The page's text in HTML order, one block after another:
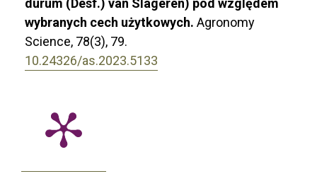
durum (Desf.) van Slageren) pod względem
wybranych cech użytkowych. Agronomy
Science, 78(3), 79.
10.24326/as.2023.5133